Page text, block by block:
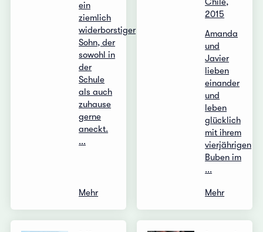
ein
ziemlich
widerborstiger
Sohn, der
sowohl in
der
Schule
als auch
zuhause
gerne
aneckt.
...
Mehr
2015
Amanda
und
Javier
lieben
einander
und
leben
glücklich
mit ihrem
vierjährigen
Buben im
...
Mehr